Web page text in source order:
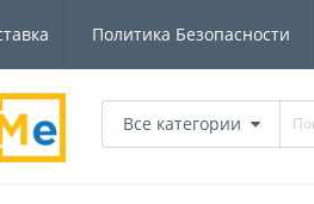
Политика Безопасности
Все категории